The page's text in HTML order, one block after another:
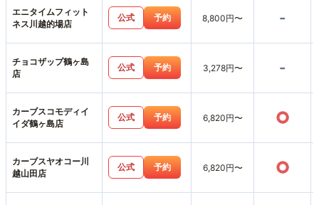
エニタイムフィット
ネス川越的場店
公式 予約 8,800円〜 -
チョコザップ鶴ヶ島
店
公式 予約 3,278円〜 -
カーブスコモディイ
イダ鶴ヶ島店
公式 予約 6,820円〜 ○
カーブスヤオコー川
越山田店
公式 予約 6,820円〜 ○